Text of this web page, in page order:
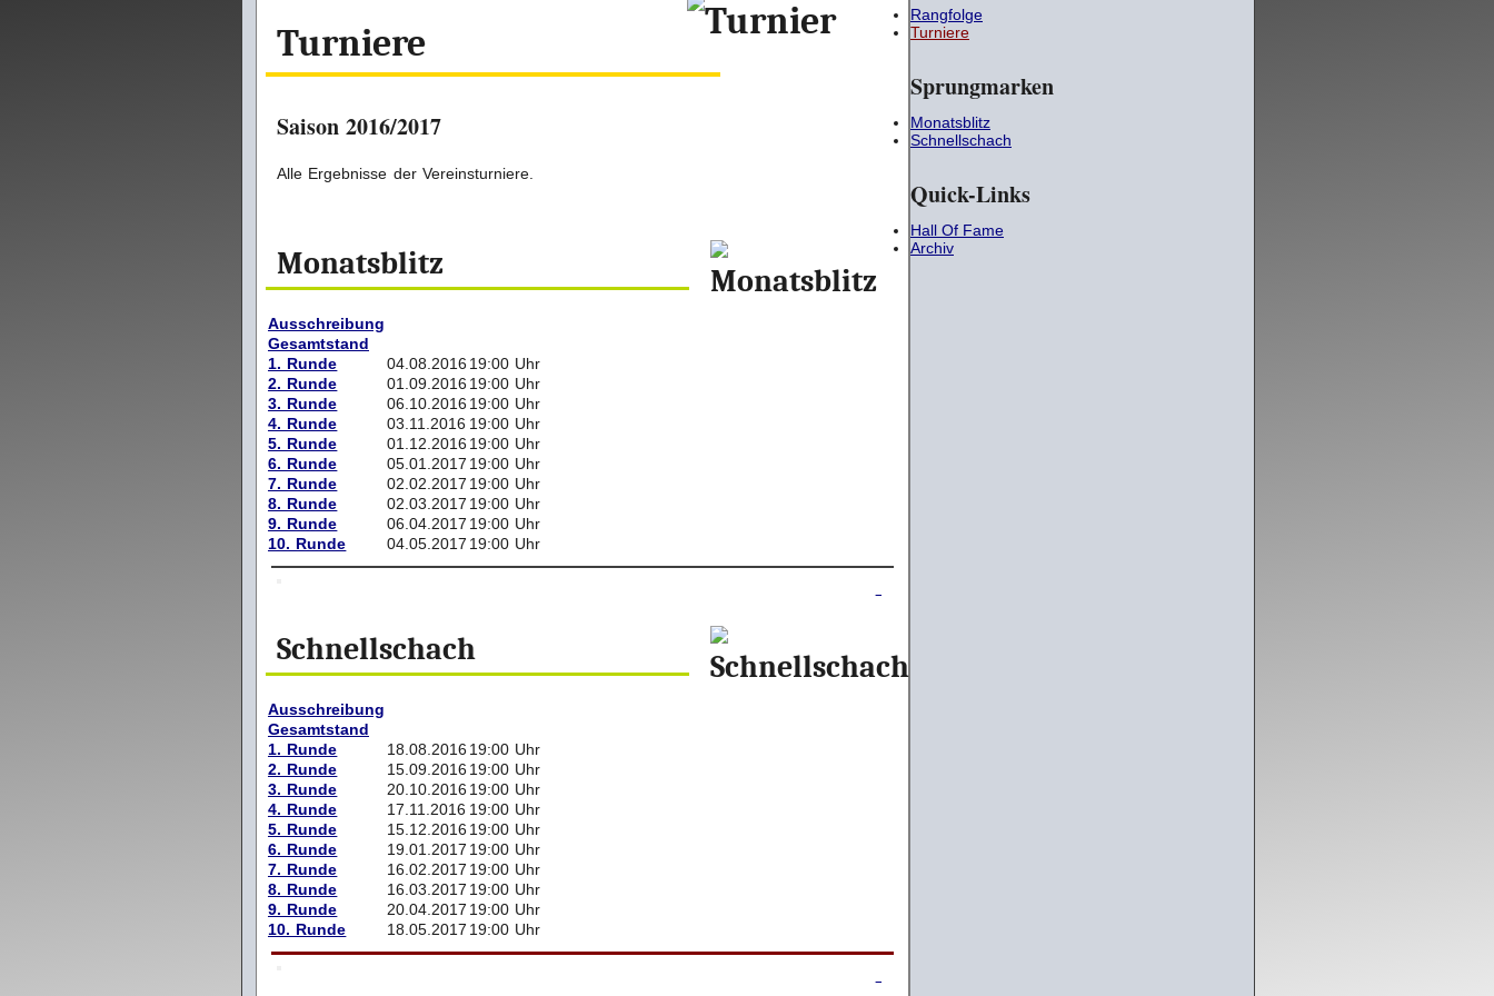
Turniere
Saison 2016/2017
Alle Ergebnisse der Vereinsturniere.
Monatsblitz
Ausschreibung
Gesamtstand
1. Runde
04.08.2016 19:00 Uhr
2. Runde
01.09.2016 19:00 Uhr
3. Runde
06.10.2016 19:00 Uhr
4. Runde
03.11.2016 19:00 Uhr
5. Runde
01.12.2016 19:00 Uhr
6. Runde
05.01.2017 19:00 Uhr
7. Runde
02.02.2017 19:00 Uhr
8. Runde
02.03.2017 19:00 Uhr
9. Runde
06.04.2017 19:00 Uhr
10. Runde
04.05.2017 19:00 Uhr
Schnellschach
Ausschreibung
Gesamtstand
1. Runde
18.08.2016 19:00 Uhr
2. Runde
15.09.2016 19:00 Uhr
3. Runde
20.10.2016 19:00 Uhr
4. Runde
17.11.2016 19:00 Uhr
5. Runde
15.12.2016 19:00 Uhr
6. Runde
19.01.2017 19:00 Uhr
7. Runde
16.02.2017 19:00 Uhr
8. Runde
16.03.2017 19:00 Uhr
9. Runde
20.04.2017 19:00 Uhr
10. Runde
18.05.2017 19:00 Uhr
Rangfolge
Turniere
Sprungmarken
Monatsblitz
Schnellschach
Quick-Links
Hall Of Fame
Archiv